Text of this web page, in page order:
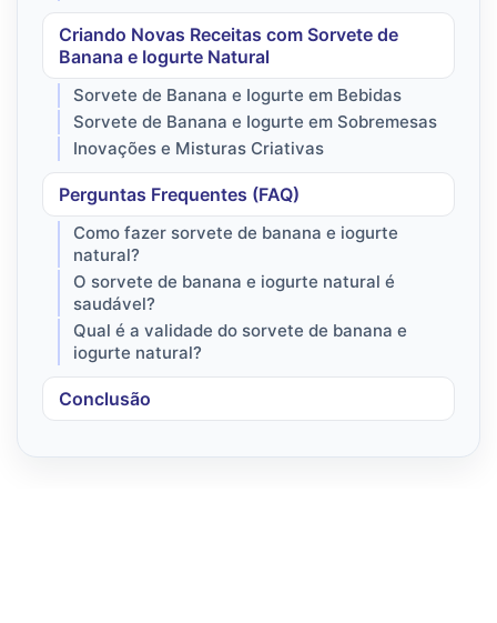
Criando Novas Receitas com Sorvete de
Banana e Iogurte Natural
Sorvete de Banana e Iogurte em Bebidas
Sorvete de Banana e Iogurte em Sobremesas
Inovações e Misturas Criativas
Perguntas Frequentes (FAQ)
Como fazer sorvete de banana e iogurte
natural?
O sorvete de banana e iogurte natural é
saudável?
Qual é a validade do sorvete de banana e
iogurte natural?
Conclusão